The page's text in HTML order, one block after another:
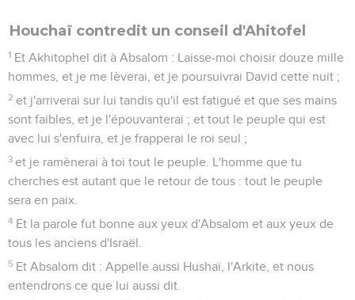
Houchaï contredit un conseil d'Ahitofel
1 Et Akhitophel dit à Absalom : Laisse-moi choisir douze mille
hommes, et je me lèverai, et je poursuivrai David cette nuit ;
2 et j'arriverai sur lui tandis qu'il est fatigué et que ses mains
sont faibles, et je l'épouvanterai ; et tout le peuple qui est
avec lui s'enfuira, et je frapperai le roi seul ;
3 et je ramènerai à toi tout le peuple. L'homme que tu
cherches est autant que le retour de tous : tout le peuple
sera en paix.
4 Et la parole fut bonne aux yeux d'Absalom et aux yeux de
tous les anciens d'Israël.
5 Et Absalom dit : Appelle aussi Hushaï, l'Arkite, et nous
entendrons ce que lui aussi dit.